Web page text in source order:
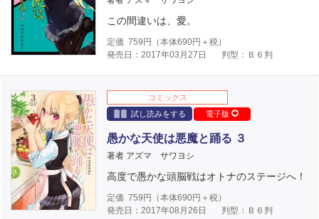
この間違いは、愛。
定価 759 円（本体690円＋税）
発売日：2017年03月27日
判型：Ｂ６判
コミックス
試し読みをする
電子版
愚かな天使は悪魔と踊る ３
著者 アズマ サワヨシ
高度で愚かな頭脳戦はオトナのステージへ！
定価 759 円（本体690円＋税）
発売日：2017年08月26日
判型：Ｂ６判